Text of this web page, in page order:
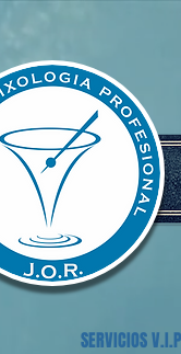
SERVICIOS